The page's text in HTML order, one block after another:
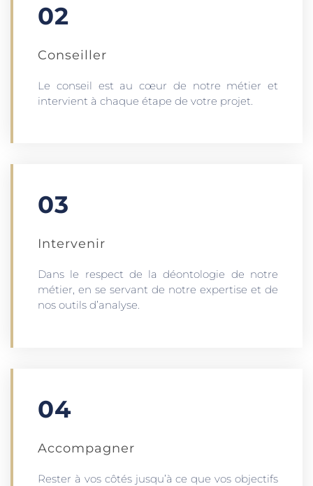
02
Conseiller
Le conseil est au cœur de notre métier et
intervient à chaque étape de votre projet.
03
Intervenir
Dans le respect de la déontologie de notre
métier, en se servant de notre expertise et de
nos outils d’analyse.
04
Accompagner
Rester à vos côtés jusqu’à ce que vos objectifs